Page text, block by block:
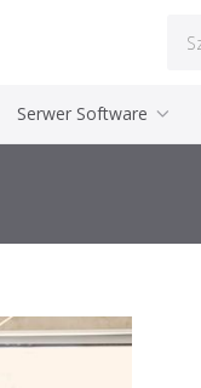
Serwer Software